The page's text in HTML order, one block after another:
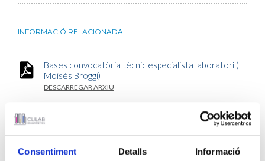
Consentiment Detalls Informació
INFORMACIÓ RELACIONADA
Bases convocatòria tècnic especialista laboratori (
Moisès Broggi)
DESCARREGAR ARXIU
DESCARREGAR ARXIU
CV ESTANDARITZAT (castellà)